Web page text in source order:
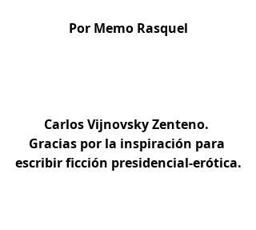
Por Memo Rasquel
Carlos Vijnovsky Zenteno.
Gracias por la inspiración para
escribir ficción presidencial-erótica.